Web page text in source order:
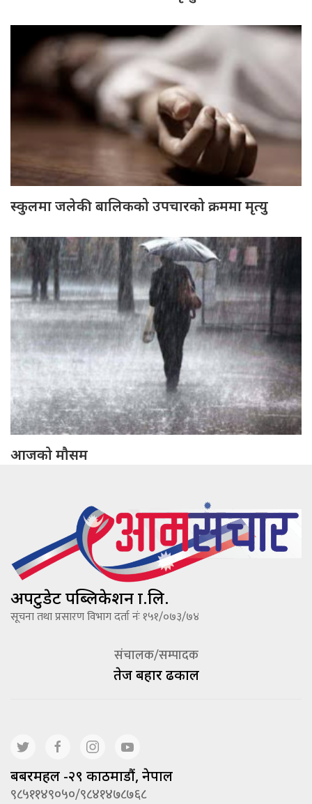
स्कुलमा जलेकी बालिकको उपचारको क्रममा मृत्यु
आजको मौसम
अपटुडेट पब्लिकेशन प्रा.लि.
सूचना तथा प्रसारण विभाग दर्ता नंः १५१/०७३/७४
संचालक/सम्पादक
तेज बहादूर ढकाल
बबरमहल -२९ काठमाडौं, नेपाल
९८५११४९०५०/९८४१४७८७६८